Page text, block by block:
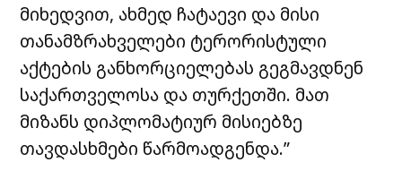
მიხედვით, ახმედ ჩატაევი და მისი
თანამზრახველები ტერორისტული
აქტების განხორციელებას გეგმავდნენ
საქართველოსა და თურქეთში. მათ
მიზანს დიპლომატიურ მისიებზე
თავდასხმები წარმოადგენდა.”